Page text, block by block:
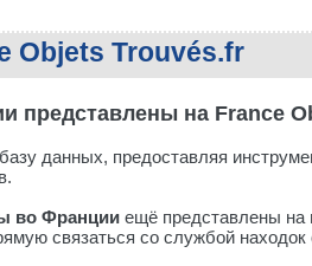
Objets Trouvés.fr
представлены на France
данных, предоставляя
во Франции ещё представлены на
связаться со службой